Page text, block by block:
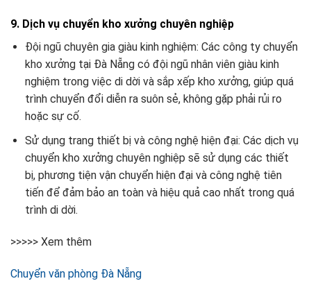
9. Dịch vụ chuyển kho xưởng chuyên nghiệp
Đội ngũ chuyên gia giàu kinh nghiệm: Các công ty chuyển
kho xưởng tại Đà Nẵng có đội ngũ nhân viên giàu kinh
nghiệm trong việc di dời và sắp xếp kho xưởng, giúp quá
trình chuyển đổi diễn ra suôn sẻ, không gặp phải rủi ro
hoặc sự cố.
Sử dụng trang thiết bị và công nghệ hiện đại: Các dịch vụ
chuyển kho xưởng chuyên nghiệp sẽ sử dụng các thiết
bị, phương tiện vận chuyển hiện đại và công nghệ tiên
tiến để đảm bảo an toàn và hiệu quả cao nhất trong quá
trình di dời.
>>>>> Xem thêm
Chuyển văn phòng Đà Nẵng